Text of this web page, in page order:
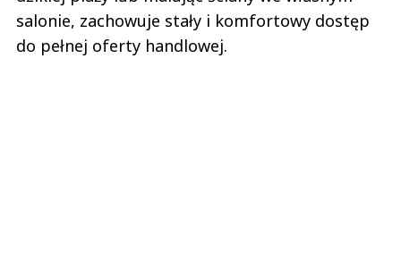
salonie, zachowuje stały i komfortowy dostęp
do pełnej oferty handlowej.